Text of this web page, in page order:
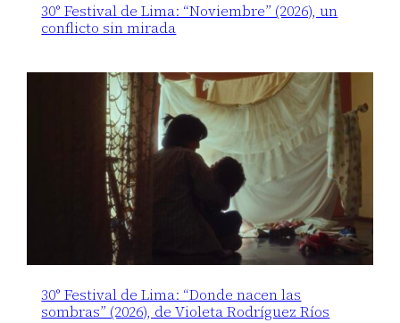
30° Festival de Lima: “Noviembre” (2026), un
conflicto sin mirada
30° Festival de Lima: “Donde nacen las
sombras” (2026), de Violeta Rodríguez Ríos